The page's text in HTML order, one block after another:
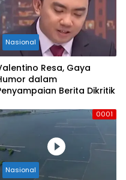
Nasional
Resa, Gaya
dalam
Berita Dikritik
0001
Nasional